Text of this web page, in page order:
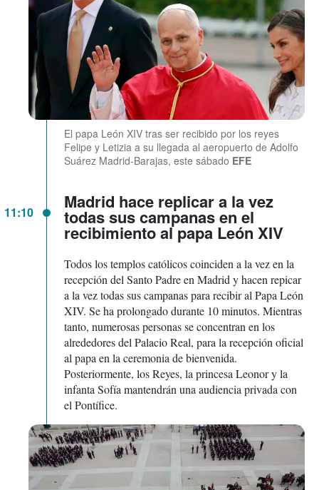
El papa León XIV tras ser recibido por los reyes
Felipe y Letizia a su llegada al aeropuerto de Adolfo
Suárez Madrid-Barajas, este sábado EFE
11:10 Madrid hace replicar a la vez
todas sus campanas en el
recibimiento al papa León XIV
Todos los templos católicos coinciden a la vez en la
recepción del Santo Padre en Madrid y hacen repicar
a la vez todas sus campanas para recibir al Papa León
XIV. Se ha prolongado durante 10 minutos. Mientras
tanto, numerosas personas se concentran en los
alrededores del Palacio Real, para la recepción oficial
al papa en la ceremonia de bienvenida.
Posteriormente, los Reyes, la princesa Leonor y la
infanta Sofía mantendrán una audiencia privada con
el Pontífice.